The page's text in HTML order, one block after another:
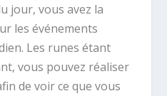
jour, vous avez la
les événements
Les runes étant
vous pouvez réaliser
de voir ce que vous